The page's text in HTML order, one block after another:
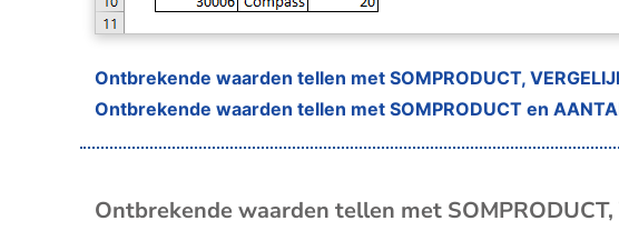
Ontbrekende waarden tellen met SOMPRODUCT,
Ontbrekende waarden tellen met SOMPRODUCT en
Ontbrekende waarden tellen met SOMPRODUCT,